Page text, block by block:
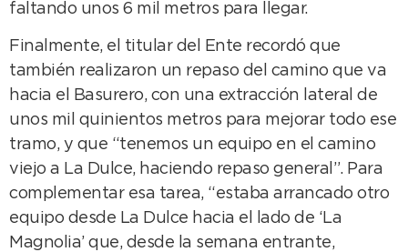
faltando unos 6 mil metros para llegar.
Finalmente, el titular del Ente recordó que
también realizaron un repaso del camino que va
hacia el Basurero, con una extracción lateral de
unos mil quinientos metros para mejorar todo ese
tramo, y que “tenemos un equipo en el camino
viejo a La Dulce, haciendo repaso general”. Para
complementar esa tarea, “estaba arrancado otro
equipo desde La Dulce hacia el lado de ‘La
Magnolia’ que, desde la semana entrante,